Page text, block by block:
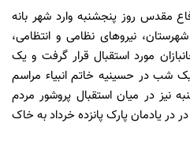
مقدس روز پنجشنبه وارد شهر بانه
نیروهای نظامی و انتظامی،
مورد استقبال قرار گرفت و یک
در حسینیه خاتم انبیاء مراسم
نیز در میان استقبال پروشور مردم
در یادمان پارک پانزده خرداد به خاک